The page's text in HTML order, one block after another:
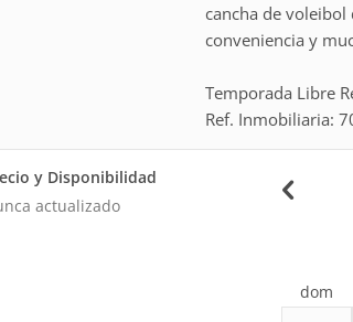
cancha de
conveniencia y
Temporada Libre
Ref. Inmobiliaria:
y Disponibilidad
actualizado
dom